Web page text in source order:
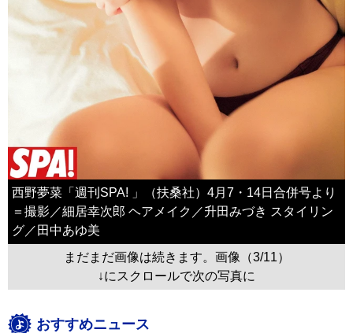
西野夢菜「週刊SPA! 」（扶桑社）4月7・14日合併号より
＝撮影／細居幸次郎 ヘアメイク／升田みづき スタイリン
グ／田中あゆ美
まだまだ画像は続きます。画像（3/11）
↓にスクロールで次の写真に
おすすめニュース